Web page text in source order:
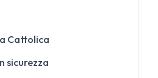
Cattolica
sicurezza